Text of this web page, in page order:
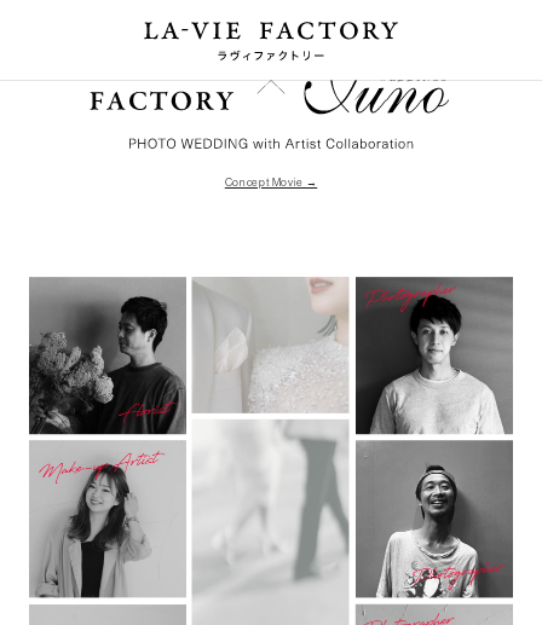
Concept Movie →